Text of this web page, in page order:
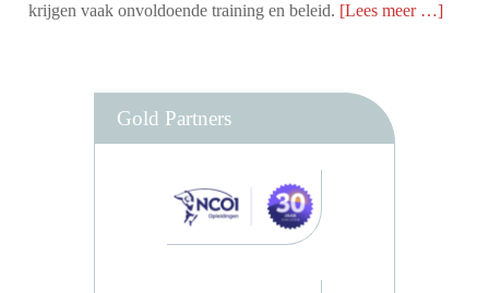
krijgen vaak onvoldoende training en beleid. [Lees meer …]
Gold Partners